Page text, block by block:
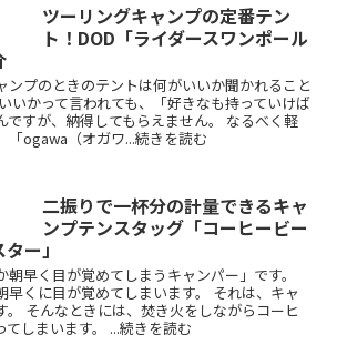
ツーリングキャンプの定番テン
ト！DOD「ライダースワンポール
ンプのときのテントは何がいいか聞かれること
いかって言われても、「好きなも持っていけば
ですが、納得してもらえません。 なるべく軽
「ogawa（オガワ...続きを読む
二振りで一杯分の計量できるキャ
ンプテンスタッグ「コーヒービー
ー」
朝早く目が覚めてしまうキャンパー」です。
早くに目が覚めてしまいます。 それは、キャ
。 そんなときには、焚き火をしながらコーヒ
しまいます。 ...続きを読む